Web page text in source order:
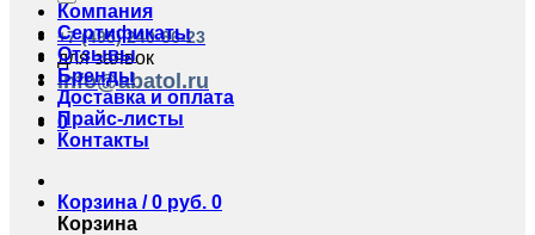
+7 (495) 240-86-23
для заявок
info@abatol.ru
0
Компания
Сертификаты
Отзывы
Бренды
Доставка и оплата
Прайс-листы
Контакты
Корзина /0 руб. 0
Корзина